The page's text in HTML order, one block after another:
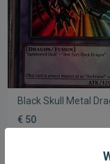
Black Skull Metal
και Forbidden Droplet
ultimate rare
€ 50